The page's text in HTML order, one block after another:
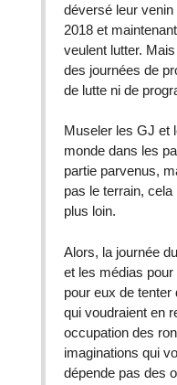
déversé leur
2018 et
veulent lutter. Mais
des journées de
de lutte ni de
Museler les GJ et
monde dans les
partie parvenus,
pas le terrain,
plus loin.
Alors, la journée
et les médias pour
pour eux de tenter
qui voudraient en
occupation des
imaginations qui
dépende pas des